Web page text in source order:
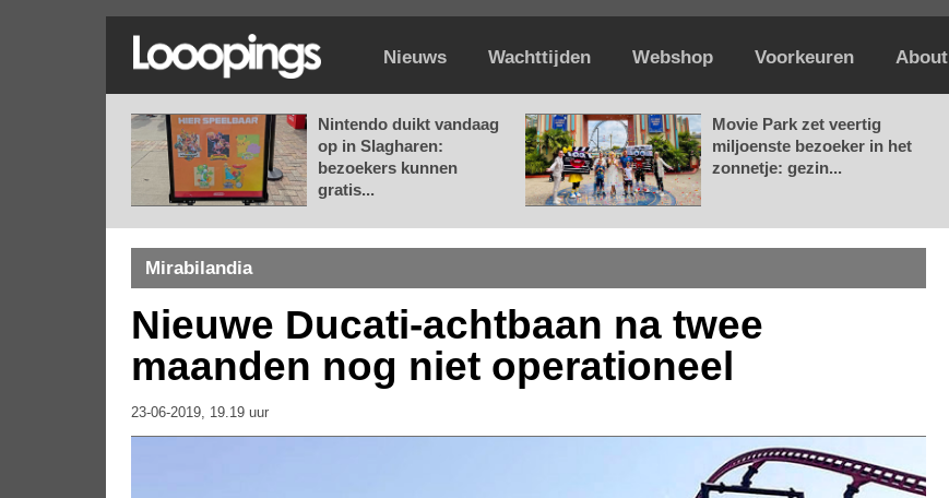
Nieuws Wachttijden Webshop Voorkeuren About
Nintendo duikt vandaag
op in Slagharen:
bezoekers kunnen
gratis...
Movie Park zet veertig
miljoenste bezoeker in het
zonnetje: gezin...
Mirabilandia
Nieuwe Ducati-achtbaan na twee
maanden nog niet operationeel
23-06-2019, 19.19 uur